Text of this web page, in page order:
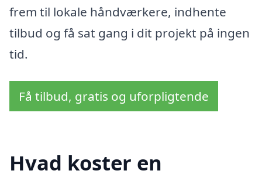
frem til lokale håndværkere, indhente
tilbud og få sat gang i dit projekt på ingen
tid.
Få tilbud, gratis og uforpligtende
Hvad koster en